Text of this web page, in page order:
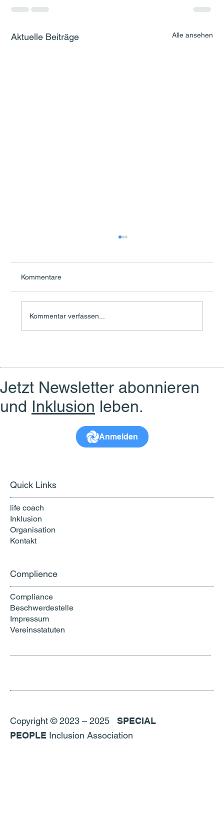
Aktuelle Beiträge Alle ansehen
Kommentare
Kommentar verfassen...
Jetzt Newsletter abonnieren
und Inklusion leben.
Anmelden
Quick Links
life coach
Inklusion
Organisation
Kontakt
Complience
Compliance
Beschwerdestelle
Impressum
Vereinsstatuten
Copyright © 2023 – 2025 SPECIAL
PEOPLE Inclusion Association